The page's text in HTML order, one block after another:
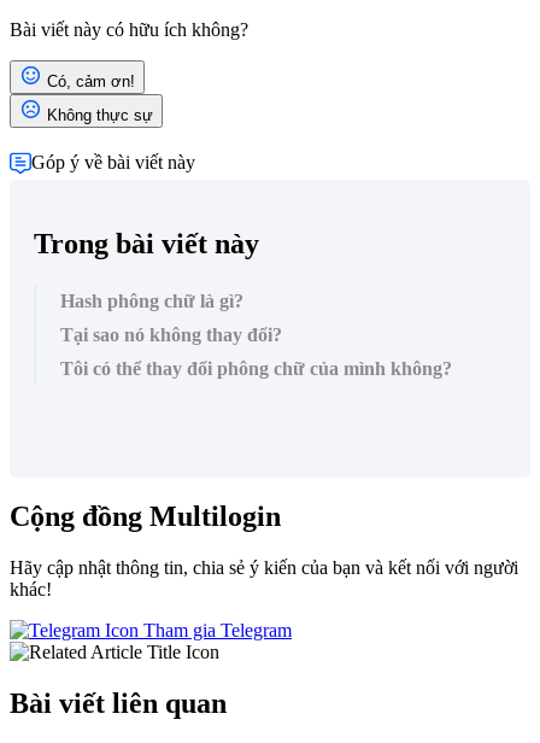
Bài viết này có hữu ích không?
Có, cảm ơn!
Không thực sự
Góp ý về bài viết này
Trong bài viết này
Hash phông chữ là gì?
Tại sao nó không thay đổi?
Tôi có thể thay đổi phông chữ của mình không?
Cộng đồng Multilogin
Hãy cập nhật thông tin, chia sẻ ý kiến của bạn và kết nối với người
khác!
Tham gia Telegram
Bài viết liên quan